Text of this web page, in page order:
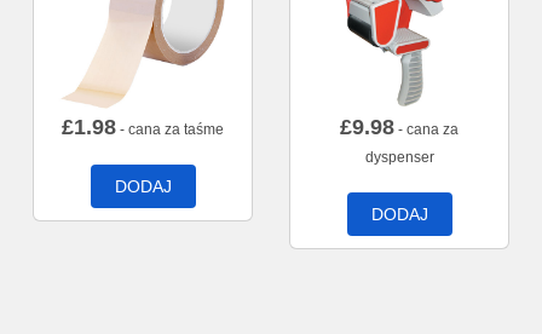
£1.98 - cana za taśme
DODAJ
£9.98 - cana za
dyspenser
DODAJ